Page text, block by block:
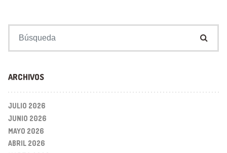
ARCHIVOS
JULIO 2026
JUNIO 2026
MAYO 2026
ABRIL 2026